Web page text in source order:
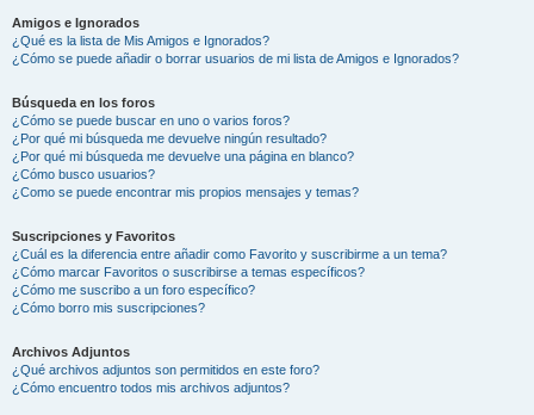
Amigos e Ignorados
¿Qué es la lista de Mis Amigos e Ignorados?
¿Cómo se puede añadir o borrar usuarios de mi lista de Amigos e Ignorados?
Búsqueda en los foros
¿Cómo se puede buscar en uno o varios foros?
¿Por qué mi búsqueda me devuelve ningún resultado?
¿Por qué mi búsqueda me devuelve una página en blanco?
¿Cómo busco usuarios?
¿Como se puede encontrar mis propios mensajes y temas?
Suscripciones y Favoritos
¿Cuál es la diferencia entre añadir como Favorito y suscribirme a un tema?
¿Cómo marcar Favoritos o suscribirse a temas específicos?
¿Cómo me suscribo a un foro específico?
¿Cómo borro mis suscripciones?
Archivos Adjuntos
¿Qué archivos adjuntos son permitidos en este foro?
¿Cómo encuentro todos mis archivos adjuntos?